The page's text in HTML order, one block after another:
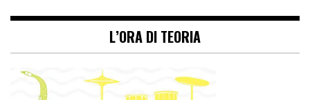
L’ORA DI TEORIA